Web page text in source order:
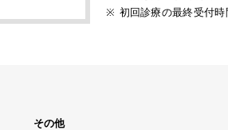
初回診療の最終受付
その他